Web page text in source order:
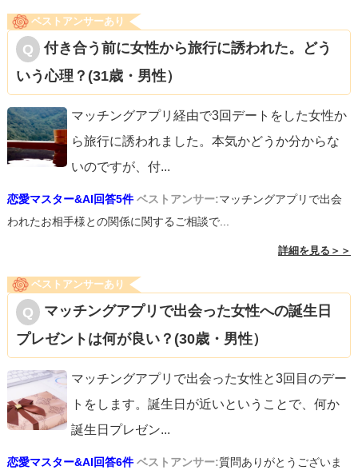
ベストアンサーあり
付き合う前に女性から旅行に誘われた。どう
いう心理？(31歳・男性）
マッチングアプリ経由で3回デートをした女性か
ら旅行に誘われました。本気かどうか分からな
いのですが、付...
恋愛マスター&AI回答5件 ベストアンサー:マッチングアプリで出会
われたお相手様との関係に関するご相談で...
詳細を見る＞＞
ベストアンサーあり
マッチングアプリで出会った女性への誕生日
プレゼントは何が良い？(30歳・男性）
マッチングアプリで出会った女性と3回目のデー
トをします。誕生日が近いということで、何か
誕生日プレゼン...
恋愛マスター&AI回答6件 ベストアンサー:質問ありがとうございま